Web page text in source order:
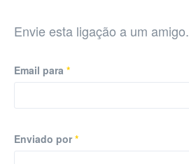
Envie esta ligação a um amigo.
Email para *
Enviado por *